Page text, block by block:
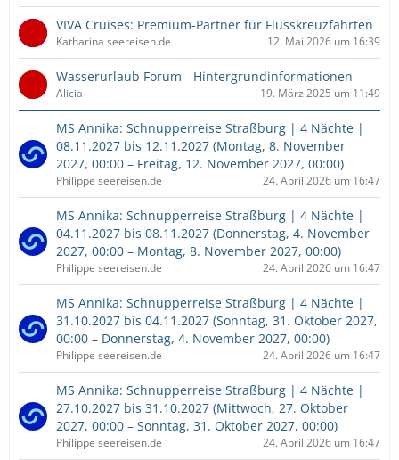
VIVA Cruises: Premium-Partner für Flusskreuzfahrten
Katharina seereisen.de 12. Mai 2026 um 16:39
Wasserurlaub Forum - Hintergrundinformationen
Alicia 19. März 2025 um 11:49
MS Annika: Schnupperreise Straßburg | 4 Nächte |
08.11.2027 bis 12.11.2027 (Montag, 8. November
2027, 00:00 – Freitag, 12. November 2027, 00:00)
Philippe seereisen.de 24. April 2026 um 16:47
MS Annika: Schnupperreise Straßburg | 4 Nächte |
04.11.2027 bis 08.11.2027 (Donnerstag, 4. November
2027, 00:00 – Montag, 8. November 2027, 00:00)
Philippe seereisen.de 24. April 2026 um 16:47
MS Annika: Schnupperreise Straßburg | 4 Nächte |
31.10.2027 bis 04.11.2027 (Sonntag, 31. Oktober 2027,
00:00 – Donnerstag, 4. November 2027, 00:00)
Philippe seereisen.de 24. April 2026 um 16:47
MS Annika: Schnupperreise Straßburg | 4 Nächte |
27.10.2027 bis 31.10.2027 (Mittwoch, 27. Oktober
2027, 00:00 – Sonntag, 31. Oktober 2027, 00:00)
Philippe seereisen.de 24. April 2026 um 16:47